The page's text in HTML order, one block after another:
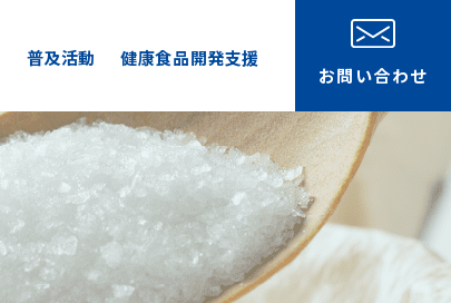
普及活動 健康食品開発支援
お問い合わせ